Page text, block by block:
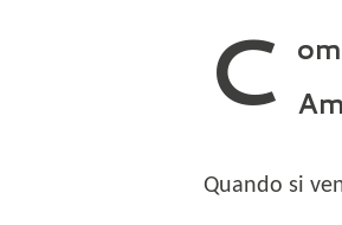
C
Quando si